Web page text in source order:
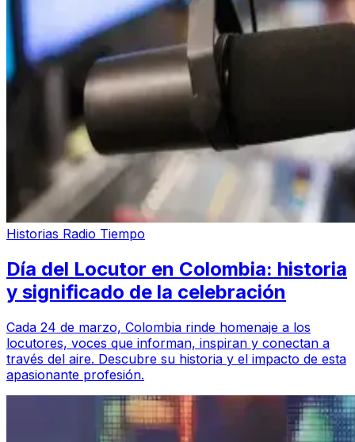
Historias Radio Tiempo
Día del Locutor en Colombia: historia
y significado de la celebración
Cada 24 de marzo, Colombia rinde homenaje a los
locutores, voces que informan, inspiran y conectan a
través del aire. Descubre su historia y el impacto de esta
apasionante profesión.